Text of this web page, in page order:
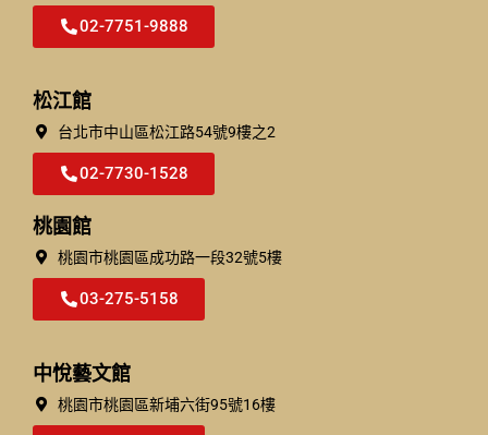
02-7751-9888
松江館
台北市中⼭區松江路54號9樓之2
02-7730-1528
桃園館
桃園市桃園區成功路一段32號5樓​
03-275-5158
中悅藝文館
桃園市桃園區新埔六街95號16樓